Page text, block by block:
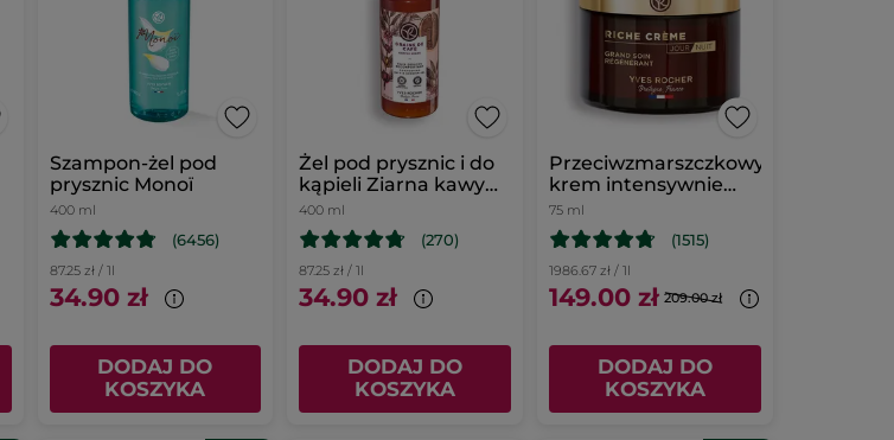
Szampon-żel pod
prysznic Monoï
400 ml
(6456)
87.25 zł / 1l
34.90 zł
DODAJ DO
KOSZYKA
Żel pod prysznic i do
kąpieli Ziarna kawy
400 ml
400 ml
(270)
87.25 zł / 1l
34.90 zł
DODAJ DO
KOSZYKA
Przeciwzmarszczkowy
krem intensywnie
regenerujący
75 ml
(1515)
1986.67 zł / 1l
149.00 zł 209.00 zł
DODAJ DO
KOSZYKA